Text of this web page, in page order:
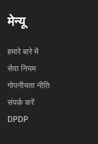
मेन्यू
हमारे बारे में
सेवा नियम
गोपनीयता नीति
संपर्क करें
DPDP